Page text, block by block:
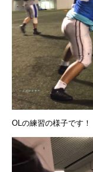
OLの練習の様子です